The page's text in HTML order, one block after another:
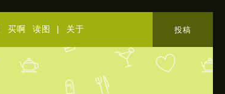
买啊 读图 | 关于 投稿